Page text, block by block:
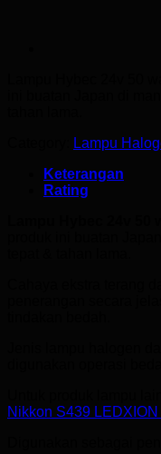
Lampu
Keterangan
Rating
Nikkon S439